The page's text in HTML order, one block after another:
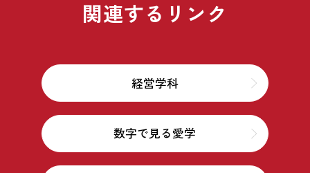
関連するリンク
経営学科
数字で見る愛学